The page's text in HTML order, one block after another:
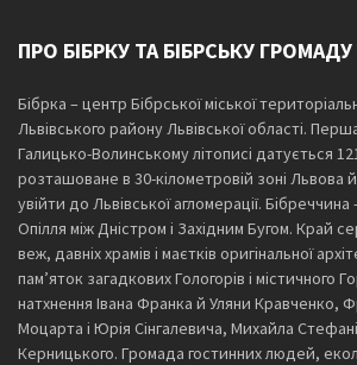
ПРО БІБРКУ ТА БІБРСЬКУ ГРОМАДУ
Бібрка – центр Бібрської міської
Львівського району Львівської області.
Галицько-Волинському літописі датується
розташоване в 30-кілометровій зоні Львова
увійти до Львівської агломерації.
Опілля між Дністром і Західним Бугом. Край
веж, давніх храмів і маєтків оригінальної
пам’яток загадкових Гологорів і містичного
натхнення Івана Франка й Уляни Кравченко,
Моцарта і Юрія Сінгалевича, Михайла
Керницького. Громада гостинних людей,